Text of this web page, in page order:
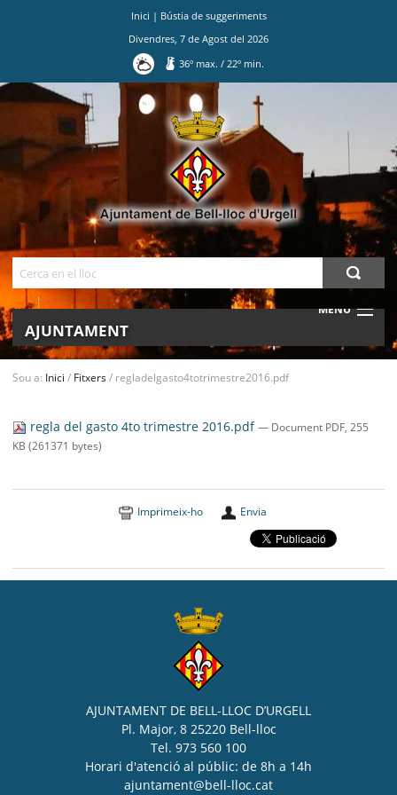
Inici | Bústia de suggeriments
Divendres 7 de Agost del 2026
36º max./ 22º min.
MENU
AJUNTAMENT
BELL-LLOC SOLUCIONA
Sou a: Inici / Fitxers/ regladelgasto4totrimestre2016.pdf
regla del gasto 4to trimestre 2016.pdf— Document PDF, 255
KB (261371 bytes)
Imprimeix-ho Envia
AJUNTAMENT DE BELL-LLOC D’URGELL
Pl. Major, 8 25220 Bell-lloc
Tel. 973 560 100
Horari d'atenció al públic: de 8h a 14h
ajuntament@bell-lloc.cat